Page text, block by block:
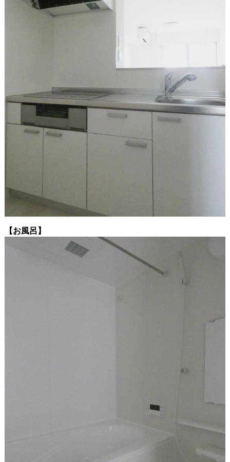
【お風呂】